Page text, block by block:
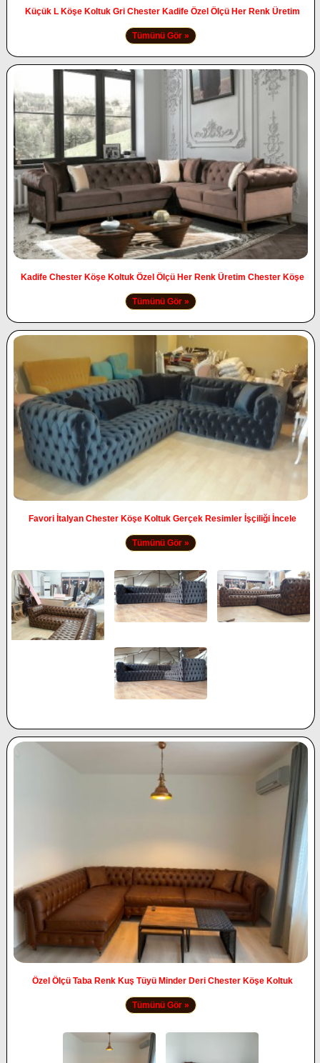
Küçük L Köşe Koltuk Gri Chester Kadife Özel Ölçü Her Renk Üretim
Tümünü Gör »
Kadife Chester Köşe Koltuk Özel Ölçü Her Renk Üretim Chester Köşe
Tümünü Gör »
Favori İtalyan Chester Köşe Koltuk Gerçek Resimler İşçiliği İncele
Tümünü Gör »
Özel Ölçü Taba Renk Kuş Tüyü Minder Deri Chester Köşe Koltuk
Tümünü Gör »